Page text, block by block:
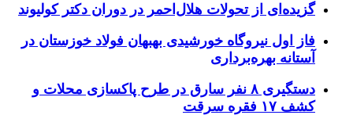
گزیده‌ای از تحولات هلال‌احمر در دوران دکتر کولیوند
فاز اول نیروگاه خورشیدی بهبهان فولاد خوزستان در
آستانه بهره‌برداری
دستگیری ۸ نفر سارق در طرح پاکسازی محلات و
کشف ۱۷ فقره سرقت